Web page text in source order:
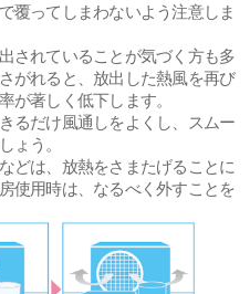
覆ってしまわないよう注意しま
されていることが気づく方も多
がれると、放出した熱風を再び
が著しく低下します。
るだけ風通しをよくし、スムー
ょう。
どは、放熱をさまたげることに
使用時は、なるべく外すことを